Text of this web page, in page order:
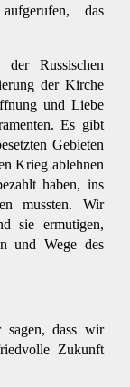
das
Russischen
der Kirche
und Liebe
Es gibt
Gebieten
Krieg ablehnen
haben, ins
mussten. Wir
sie ermutigen,
und Wege des
dass wir
Zukunft